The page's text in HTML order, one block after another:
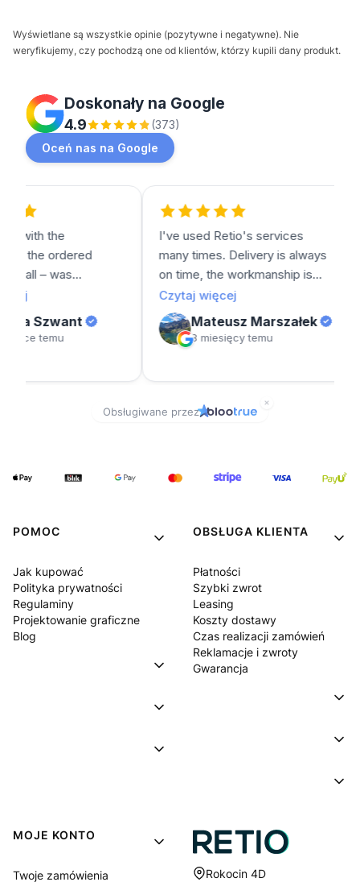
Wyświetlane są wszystkie opinie (pozytywne i negatywne). Nie
weryfikujemy, czy pochodzą one od klientów, którzy kupili dany produkt.
POMOC
Jak kupować
Polityka prywatności
Regulaminy
Projektowanie graficzne
Blog
OBSŁUGA KLIENTA
Płatności
Szybki zwrot
Leasing
Koszty dostawy
Czas realizacji zamówień
Reklamacje i zwroty
Gwarancja
MOJE KONTO
Twoje zamówienia Adres:
Rokocin 4D